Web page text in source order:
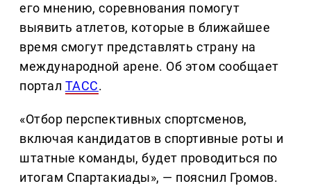
его мнению, соревнования помогут
выявить атлетов, которые в ближайшее
время смогут представлять страну на
международной арене. Об этом сообщает
портал ТАСС.
«Отбор перспективных спортсменов,
включая кандидатов в спортивные роты и
штатные команды, будет проводиться по
итогам Спартакиады», — пояснил Громов.